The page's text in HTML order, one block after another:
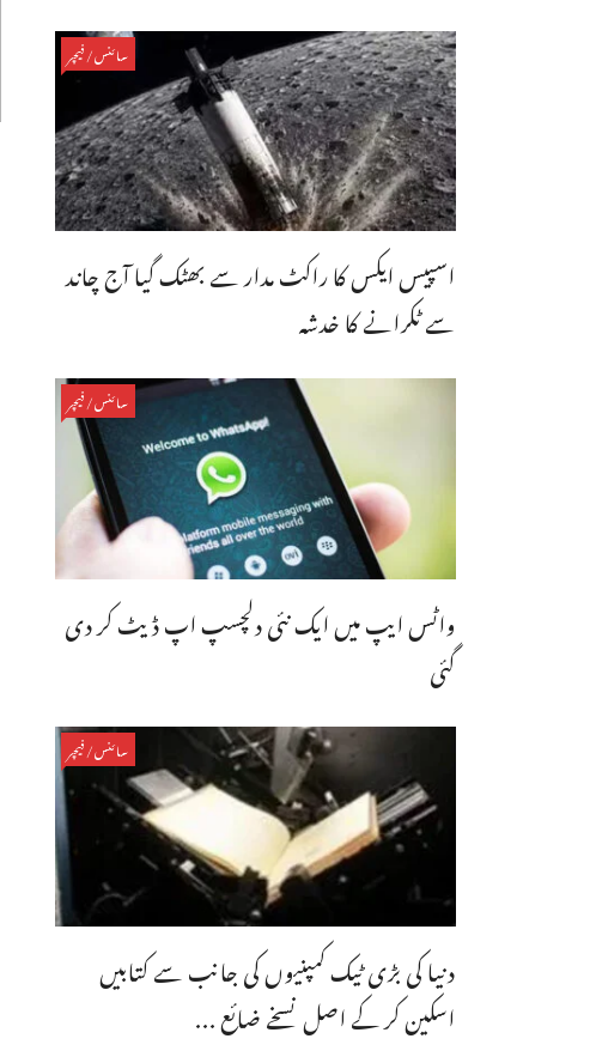
سائنس/فیچر
اسپیس ایکس کا راکٹ مدار سے بھٹک گیا آج چاند
سے ٹکرانے کا خدشہ
سائنس/فیچر
واٹس ایپ میں ایک نئی دلچسپ اپ ڈیٹ کر دی
گئی
سائنس/فیچر
دنیا کی بڑی ٹیک کمپنیوں کی جانب سے کتابیں
اسکین کر کے اصل نسخے ضائع ...